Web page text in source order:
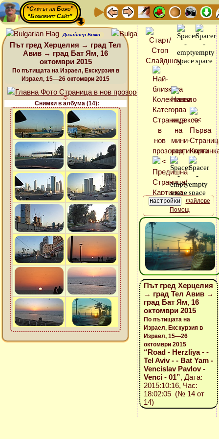
“Сайтът на Божо”
“Божовият Сайт”
Дизайнер Божо
Път гред Херцелия → град Тел
Авив → град Бат Ям, 16
октомври 2015
По пътищата на Израел, Екскурзия в
Израел, 15—26 октомври 2015
Снимки в албума (14):
Файлове
Помощ
Път гред Херцелия
→ град Тел Авив →
град Бат Ям, 16
октомври 2015
По пътищата на
Израел, Екскурзия в
Израел, 15—26
октомври 2015
“Road - Herzliya - -
Tel Aviv - - Bat Yam -
Vencislav Pavlov -
Venci - 01”, Дата:
2015:10:16, Час:
18:02:05 (№ 14 от
14)